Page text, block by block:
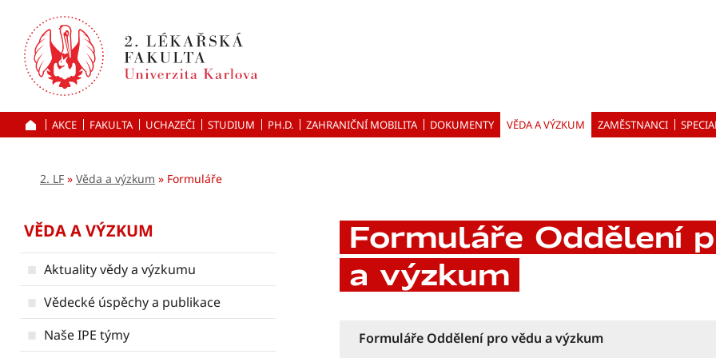
k hlavnímu
obsahu
ÚVOD
AKCE FAKULTA UCHAZEČI STUDIUM PH.D. ZAHRANIČNÍ MOBILITA DOKUMENTY VĚDA A VÝZKUM ZAMĚSTNANCI
2. LF Věda a výzkum Formuláře
VĚDA A VÝZKUM
Aktuality vědy a výzkumu
Vědecké úspěchy a publikace
Naše IPE týmy
Formuláře Oddělení
a výzkum
Formuláře Oddělení pro vědu a výzkum